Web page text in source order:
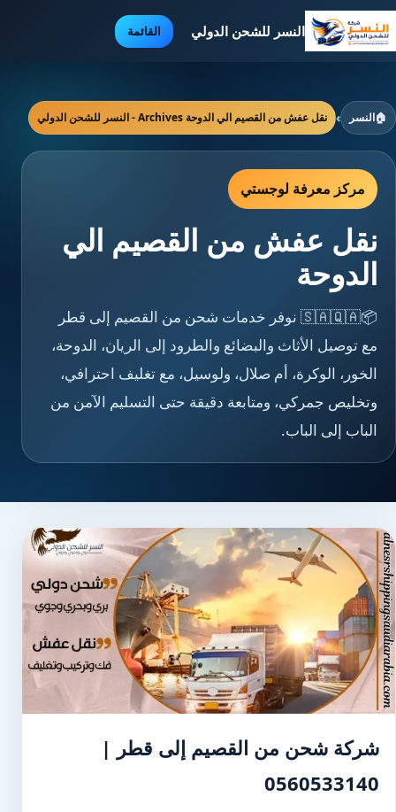
النسر للشحن الدولي القائمة
🏠النسر › نقل عفش من القصيم الي الدوحة Archives - النسر للشحن الدولي
مركز معرفة لوجستي
نقل عفش من القصيم الي
الدوحة
📦🇸🇦🇶🇦 نوفر خدمات شحن من القصيم إلى قطر
مع توصيل الأثاث والبضائع والطرود إلى الريان، الدوحة،
الخور، الوكرة، أم صلال، ولوسيل، مع تغليف احترافي،
وتخليص جمركي، ومتابعة دقيقة حتى التسليم الآمن من
الباب إلى الباب.
شركة شحن من القصيم إلى قطر |
0560533140